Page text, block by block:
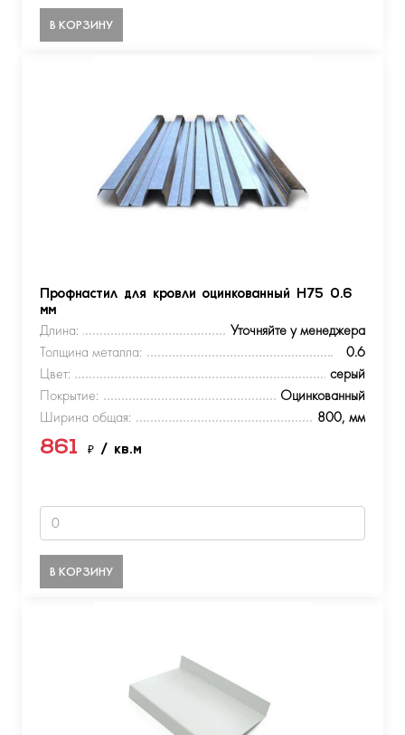
В КОРЗИНУ
Профнастил для кровли оцинкованный Н75 0.6
мм
Длина:
Уточняйте у менеджера
Толщина металла:
0.6
Цвет:
серый
Покрытие:
Оцинкованный
Ширина общая:
800, мм
861 ₽ / кв.м
В КОРЗИНУ